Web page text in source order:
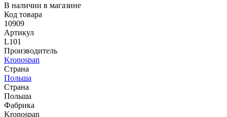
В наличии в магазине
Код товара
10909
Артикул
L101
Производитель
Kronospan
Страна
Польша
Страна
Польша
Фабрика
Kronospan